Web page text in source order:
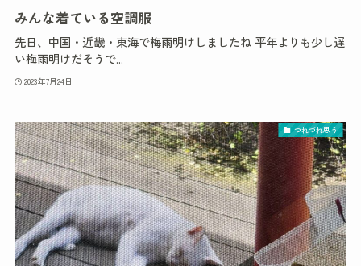
みんな着ている空調服
先日、中国・近畿・東海で梅雨明けしましたね 平年よりも少し遅
い梅雨明けだそうで...
2023年7月24日
つれづれ思う